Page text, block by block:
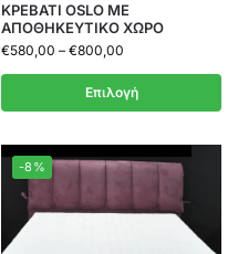
ΚΡΕΒΑΤΙ OSLO ΜΕ
ΑΠΟΘΗΚΕΥΤΙΚΟ ΧΩΡΟ
€580,00 – €800,00
Επιλογή
-8%